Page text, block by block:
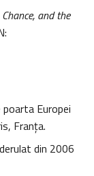
and the
Europei
Franţa.
din 2006